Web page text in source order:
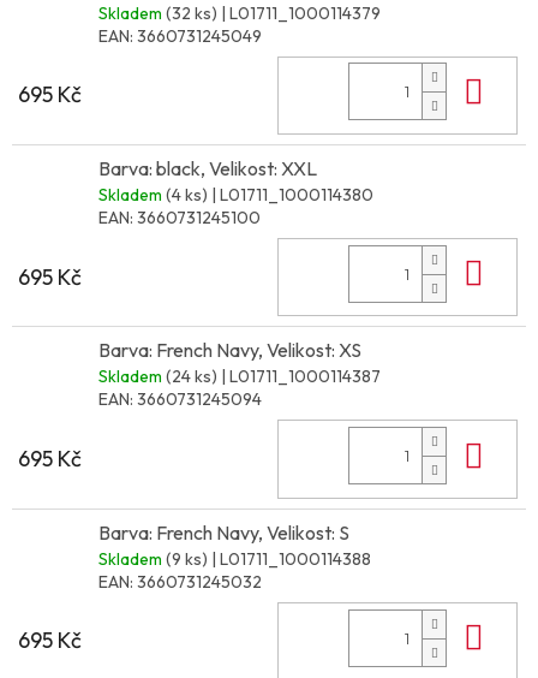
Skladem (32 ks) | L01711_1000114379
EAN: 3660731245049
695 Kč
Barva: black, Velikost: XXL
Skladem (4 ks) | L01711_1000114380
EAN: 3660731245100
695 Kč
Barva: French Navy, Velikost: XS
Skladem (24 ks) | L01711_1000114387
EAN: 3660731245094
695 Kč
Barva: French Navy, Velikost: S
Skladem (9 ks) | L01711_1000114388
EAN: 3660731245032
695 Kč